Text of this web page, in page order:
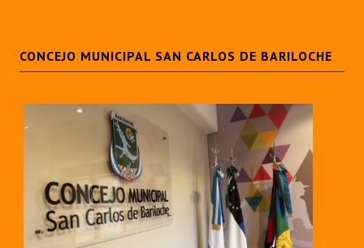
Comunicaciones
Resoluciones de Presidencia
INSTITUCIONAL
Antiguos Pobladores
CONCEJO MUNICIPAL SAN CARLOS DE BARILOCHE